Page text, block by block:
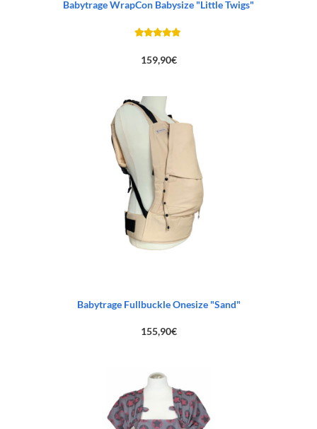
Babytrage WrapCon Babysize "Little Twigs"
159,90€
Babytrage Fullbuckle Onesize "Sand"
155,90€